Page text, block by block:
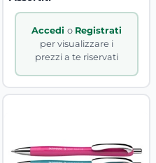
Accedi o Registrati
per visualizzare i
prezzi a te riservati